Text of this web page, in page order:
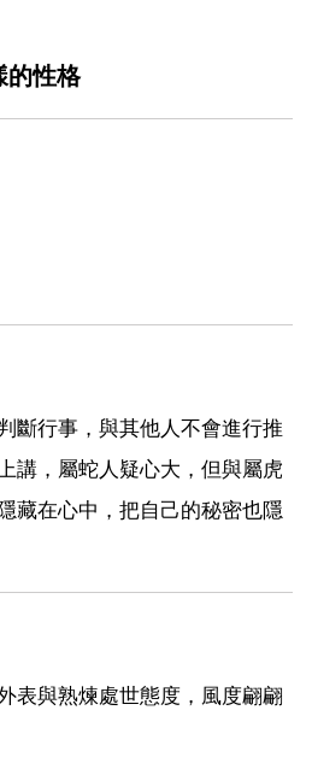
的性格
斷行事，與其他人不會進行推
講，屬蛇人疑心大，但與屬虎
藏在心中，把自己的秘密也隱
表與熟煉處世態度，風度翩翩